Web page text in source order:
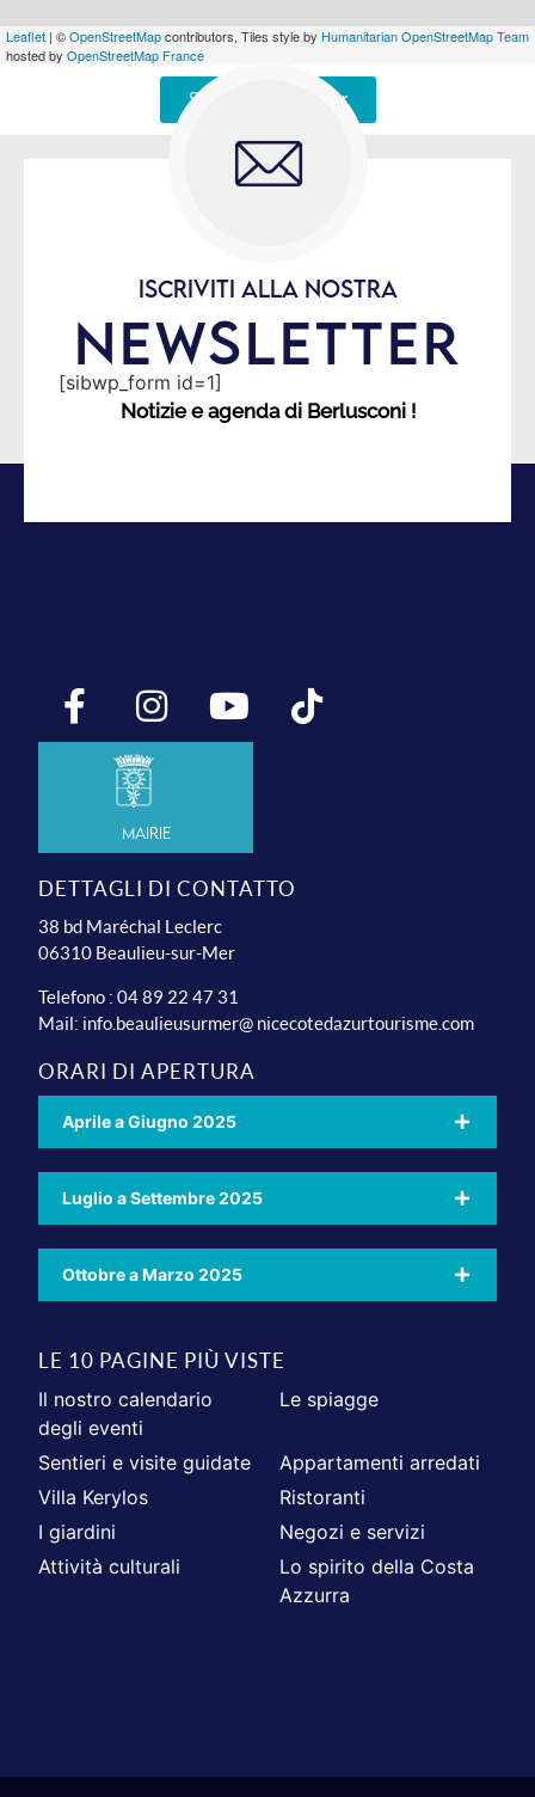
Leaflet | ©OpenStreetMapcontributors, Tiles style by Humanitarian OpenStreetMap Team
hosted by OpenStreetMap France
Signaler une erreur
ISCRIVITI ALLA NOSTRA
NEWSLETTER
[sibwp_form id=1]
Notizie e agenda di Berlusconi !
Mairie
DETTAGLI DI CONTATTO
38 bd Maréchal Leclerc
06310 Beaulieu-sur-Mer
Telefono : 04 89 22 47 31
Mail: info.beaulieusurmer@ nicecotedazurtourisme.com
ORARI DI APERTURA
Aprile a Giugno 2025
Luglio a Settembre 2025
Ottobre a Marzo 2025
LE 10 PAGINE PIÙ VISTE
Il nostro calendario
degli eventi
Le spiagge
Sentieri e visite guidate
Appartamenti arredati
Villa Kerylos
Ristoranti
I giardini
Negozi e servizi
Attività culturali
Lo spirito della Costa
Azzurra